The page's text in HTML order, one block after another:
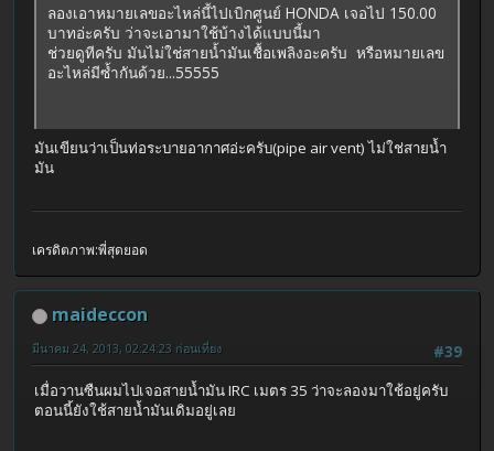
ลองเอาหมายเลขอะไหล่นี้ไปเบิกศูนย์ HONDA เจอไป 150.00
บาทอ่ะครับ ว่าจะเอามาใช้บ้างได้แบบนี้มา
ช่วยดูทีครับ มันไม่ใช่สายน้ำมันเชื้อเพลิงอะครับ หรือหมายเลข
อะไหล่มีซ้ำกันด้วย...55555
มันเขียนว่าเป็นท่อระบายอากาศอ่ะครับ(pipe air vent) ไม่ใช่สายน้ำ
มัน
เครดิตภาพ:พี่สุดยอด
maideccon
#39
มีนาคม 24, 2013, 02:24:23 ก่อนเที่ยง
เมื่อวานซืนผมไปเจอสายน้ำมัน IRC เมตร 35 ว่าจะลองมาใช้อยู่ครับ
ตอนนี้ยังใช้สายน้ำมันเดิมอยู่เลย